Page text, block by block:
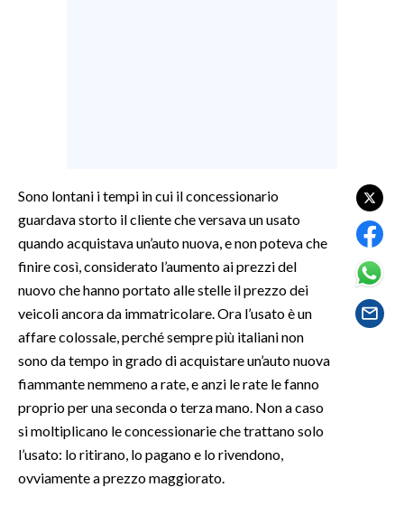
GOSSIP
SALUTE
SARDI NEL MONDO
EVENTI
#CARAUNIONE
Sono lontani i tempi in cui il concessionario
guardava storto il cliente che versava un usato
quando acquistava un’auto nuova, e non poteva che
finire così, considerato l’aumento ai prezzi del
nuovo che hanno portato alle stelle il prezzo dei
veicoli ancora da immatricolare. Ora l’usato è un
affare colossale, perché sempre più italiani non
sono da tempo in grado di acquistare un’auto nuova
fiammante nemmeno a rate, e anzi le rate le fanno
proprio per una seconda o terza mano. Non a caso
si moltiplicano le concessionarie che trattano solo
l’usato: lo ritirano, lo pagano e lo rivendono,
ovviamente a prezzo maggiorato.